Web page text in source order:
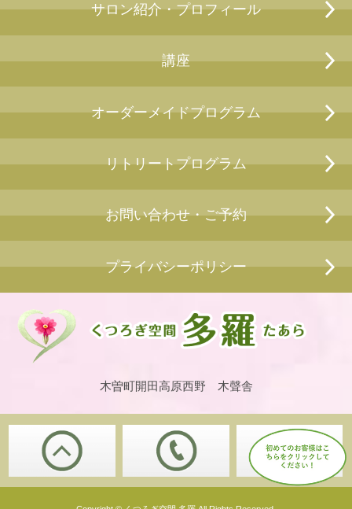
サロン紹介・プロフィール
講座
オーダーメイドプログラム
リトリートプログラム
お問い合わせ・ご予約
プライバシーポリシー
木曽町開田高原西野 木聲舎